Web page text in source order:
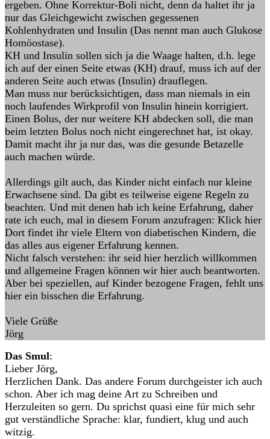
ergeben. Ohne Korrektur-Boli nicht, denn da haltet ihr ja
nur das Gleichgewicht zwischen gegessenen
Kohlenhydraten und Insulin (Das nennt man auch Glukose
Homöostase).
KH und Insulin sollen sich ja die Waage halten, d.h. lege
ich auf der einen Seite etwas (KH) drauf, muss ich auf der
anderen Seite auch etwas (Insulin) drauflegen.
Man muss nur berücksichtigen, dass man niemals in ein
noch laufendes Wirkprofil von Insulin hinein korrigiert.
Einen Bolus, der nur weitere KH abdecken soll, die man
beim letzten Bolus noch nicht eingerechnet hat, ist okay.
Damit macht ihr ja nur das, was die gesunde Betazelle
auch machen würde.
Allerdings gilt auch, das Kinder nicht einfach nur kleine
Erwachsene sind. Da gibt es teilweise eigene Regeln zu
beachten. Und mit denen hab ich keine Erfahrung, daher
rate ich euch, mal in diesem Forum anzufragen: Klick hier
Dort findet ihr viele Eltern von diabetischen Kindern, die
das alles aus eigener Erfahrung kennen.
Nicht falsch verstehen: ihr seid hier herzlich willkommen
und allgemeine Fragen können wir hier auch beantworten.
Aber bei speziellen, auf Kinder bezogene Fragen, fehlt uns
hier ein bisschen die Erfahrung.
Viele Grüße
Jörg
Das Smul:
Lieber Jörg,
Herzlichen Dank. Das andere Forum durchgeister ich auch
schon. Aber ich mag deine Art zu Schreiben und
Herzuleiten so gern. Du sprichst quasi eine für mich sehr
gut verständliche Sprache: klar, fundiert, klug und auch
witzig.